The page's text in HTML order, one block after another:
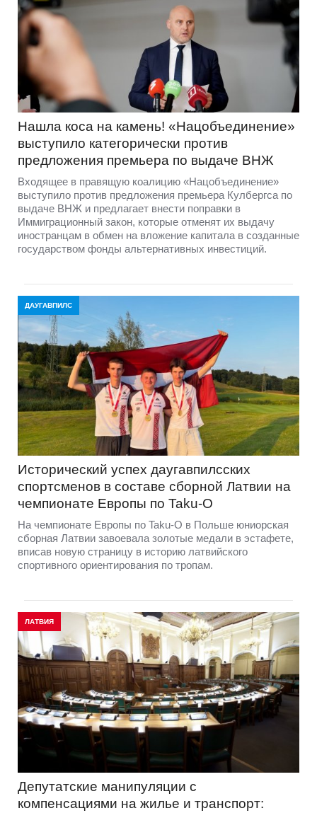
Нашла коса на камень! «Нацобъединение»
выступило категорически против
предложения премьера по выдаче ВНЖ
Входящее в правящую коалицию «Нацобъединение»
выступило против предложения премьера Кулбергса по
выдаче ВНЖ и предлагает внести поправки в
Иммиграционный закон, которые отменят их выдачу
иностранцам в обмен на вложение капитала в созданные
государством фонды альтернативных инвестиций.
ДАУГАВПИЛС
Исторический успех даугавпилсских
спортсменов в составе сборной Латвии на
чемпионате Европы по Taku-O
На чемпионате Европы по Taku-O в Польше юниорская
сборная Латвии завоевала золотые медали в эстафете,
вписав новую страницу в историю латвийского
спортивного ориентирования по тропам.
ЛАТВИЯ
Депутатские манипуляции с
компенсациями на жилье и транспорт: